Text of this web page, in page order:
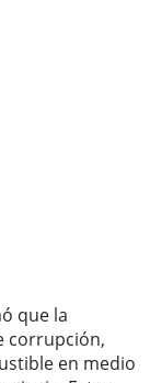
que la
corrupción,
en medio